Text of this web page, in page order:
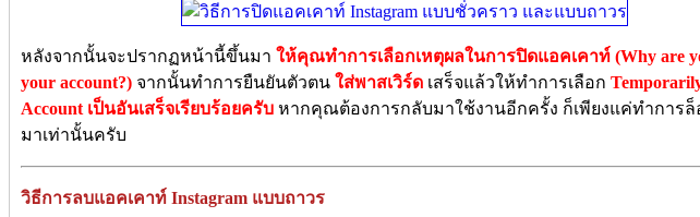
หลังจากนั้นจะปรากฏหน้านี้ขึ้นมา ให้คุณทำการเลือกเหตุผลในการปิดแอคเคาท์ (Why are
your account?) จากนั้นทำการยืนยันตัวตน ใส่พาสเวิร์ด เสร็จแล้วให้ทำการเลือก
Account เป็นอันเสร็จเรียบร้อยครับ หากคุณต้องการกลับมาใช้งานอีกครั้ง ก็เพียงแค่ทำการล็
มาเท่านั้นครับ
วิธีการลบแอคเคาท์ Instagram แบบถาวร